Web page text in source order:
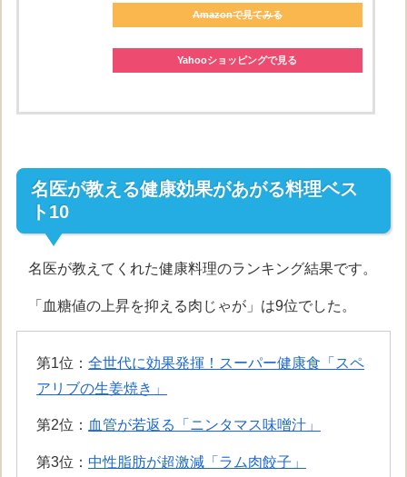
Amazonで見てみる
Yahooショッピングで見る
名医が教える健康効果があがる料理ベス
ト10
名医が教えてくれた健康料理のランキング結果です。
「血糖値の上昇を抑える肉じゃが」は9位でした。
第1位：全世代に効果発揮！スーパー健康食「スペ
アリブの生姜焼き」
第2位： 血管が若返る「ニンタマス味噌汁」
第3位：中性脂肪が超激減「ラム肉餃子」